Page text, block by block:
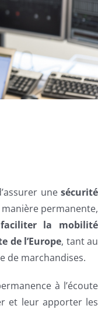
unesécurité
permanente,
la mobilité
de l’Europe, tant au
de marchandises.
à l’écoute
et leur apporter les